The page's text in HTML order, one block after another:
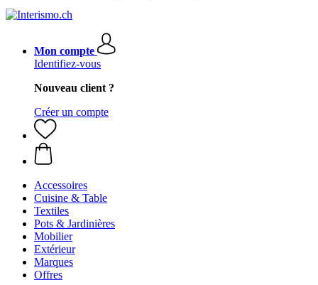
Mon compte
Identifiez-vous
Nouveau client ?
Créer un compte
Accessoires
Cuisine & Table
Textiles
Pots & Jardinières
Mobilier
Extérieur
Marques
Offres